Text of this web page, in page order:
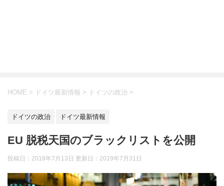
HOME > ドイツ最新情報 > ドイツの政治 >
ドイツの政治 ドイツ最新情報
EU 脱税天国のブラックリストを公開
投稿日：2018年7月13日 更新日： 2019年7月31日